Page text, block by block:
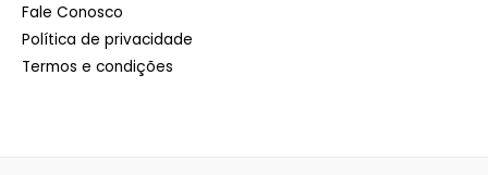
Fale Conosco
Política de privacidade
Termos e condições